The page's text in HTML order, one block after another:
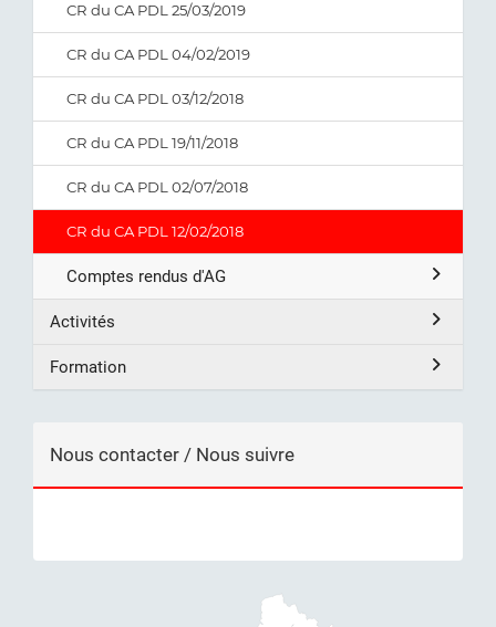
CR du CA PDL 25/03/2019
CR du CA PDL 04/02/2019
CR du CA PDL 03/12/2018
CR du CA PDL 19/11/2018
CR du CA PDL 02/07/2018
CR du CA PDL 12/02/2018
Comptes rendus d'AG
Activités
Formation
Nous contacter / Nous suivre